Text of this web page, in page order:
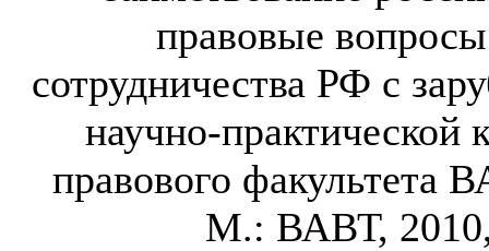
правовые
сотрудничества РФ с
научно-
правового факультета
М.: ВАВТ,